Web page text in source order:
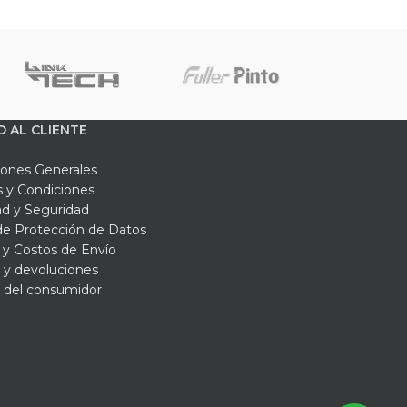
se entregan junto con el producto,
dudes en contactar directamente con
para trabajo en alturas de 100 metros /
AL CLIENTE
Generales
y Condiciones
y Seguridad
Protección de Datos
Costos de Envío
y devoluciones
consumidor